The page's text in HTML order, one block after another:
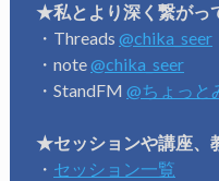
★私とより深く繋がっ
・Threads @chika_seer
・note @chika_seer
・StandFM @ちょっと
★セッションや講座、
・ セッション一覧